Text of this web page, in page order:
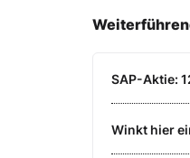
SAP-Aktie:
Winkt hier